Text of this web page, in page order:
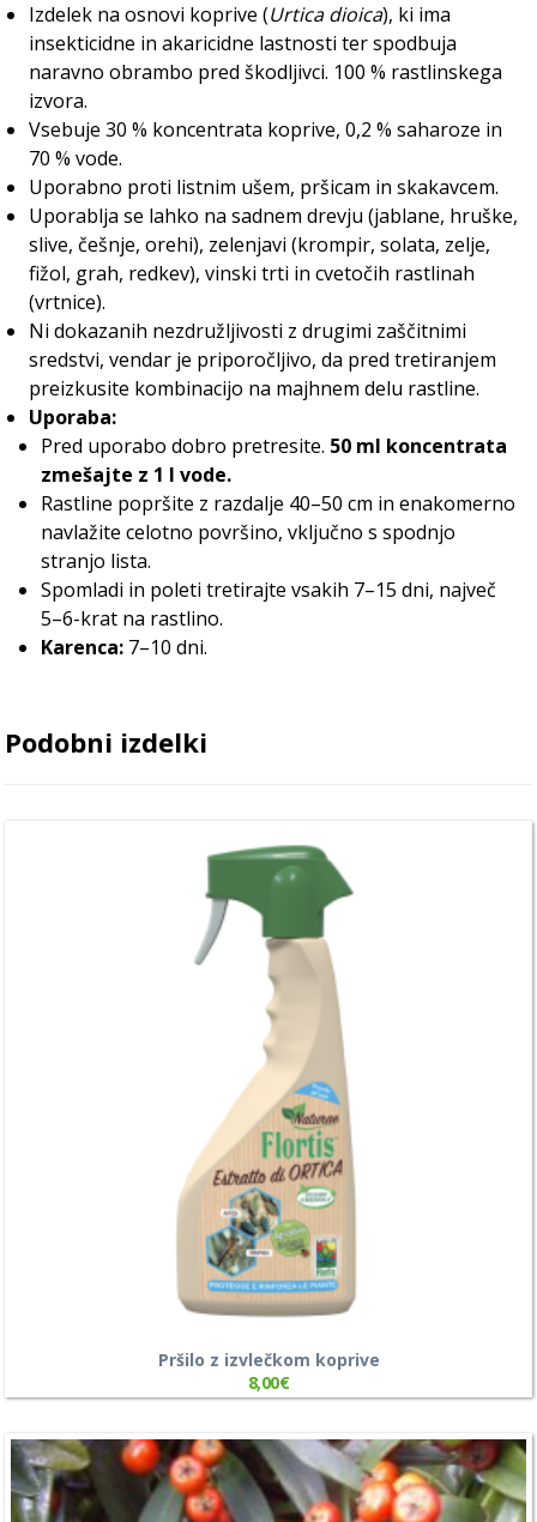
Izdelek na osnovi koprive (Urtica dioica), ki ima
insekticidne in akaricidne lastnosti ter spodbuja
naravno obrambo pred škodljivci. 100 % rastlinskega
izvora.
Vsebuje 30 % koncentrata koprive, 0,2 % saharoze in
70 % vode.
Uporabno proti listnim ušem, pršicam in skakavcem.
Uporablja se lahko na sadnem drevju (jablane, hruške,
slive, češnje, orehi), zelenjavi (krompir, solata, zelje,
fižol, grah, redkev), vinski trti in cvetočih rastlinah
(vrtnice).
Ni dokazanih nezdružljivosti z drugimi zaščitnimi
sredstvi, vendar je priporočljivo, da pred tretiranjem
preizkusite kombinacijo na majhnem delu rastline.
Uporaba:
Pred uporabo dobro pretresite. 50 ml koncentrata
zmešajte z 1 l vode.
Rastline popršite z razdalje 40–50 cm in enakomerno
navlažite celotno površino, vključno s spodnjo
stranjo lista.
Spomladi in poleti tretirajte vsakih 7–15 dni, največ
5–6-krat na rastlino.
Karenca: 7–10 dni.
Podobni izdelki
Pršilo z izvlečkom koprive
8,00€